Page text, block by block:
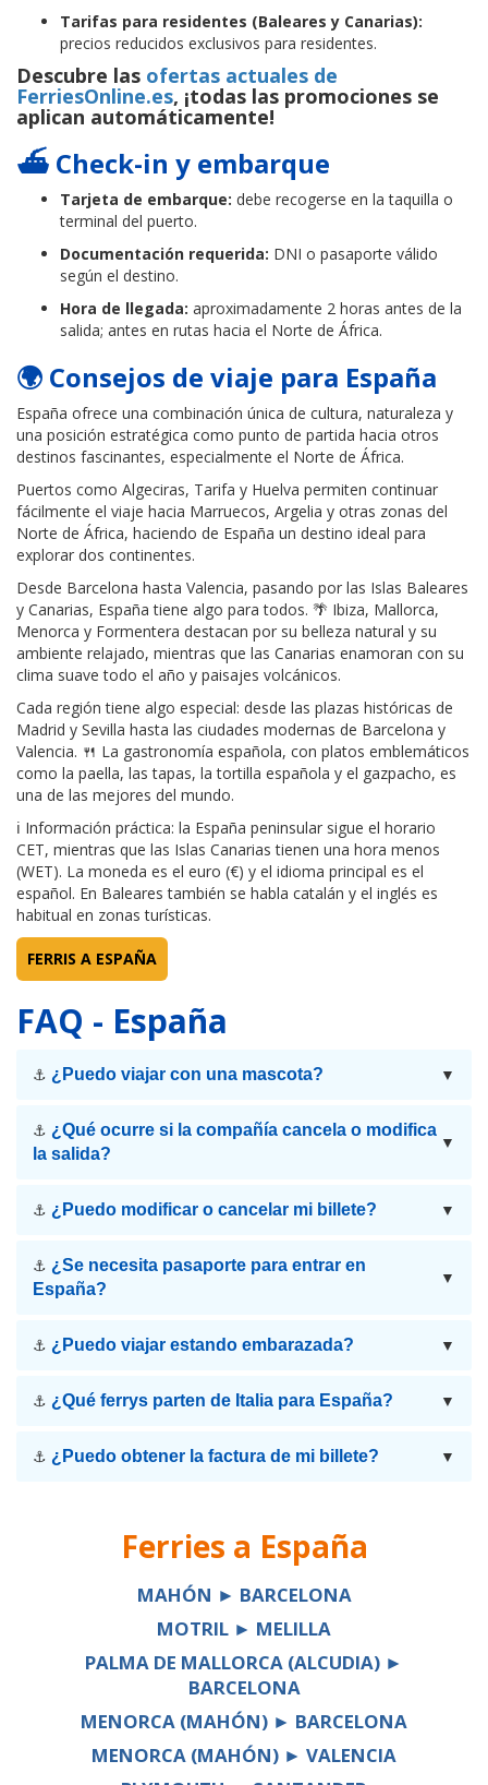
Tarifas para residentes (Baleares y Canarias):
precios reducidos exclusivos para residentes.
Descubre las ofertas actuales de
FerriesOnline.es, ¡todas las promociones se
aplican automáticamente!
⛴️ Check-in y embarque
Tarjeta de embarque: debe recogerse en la taquilla o
terminal del puerto.
Documentación requerida: DNI o pasaporte válido
según el destino.
Hora de llegada: aproximadamente 2 horas antes de la
salida; antes en rutas hacia el Norte de África.
🌍 Consejos de viaje para España
España ofrece una combinación única de cultura, naturaleza y
una posición estratégica como punto de partida hacia otros
destinos fascinantes, especialmente el Norte de África.
Puertos como Algeciras, Tarifa y Huelva permiten continuar
fácilmente el viaje hacia Marruecos, Argelia y otras zonas del
Norte de África, haciendo de España un destino ideal para
explorar dos continentes.
Desde Barcelona hasta Valencia, pasando por las Islas Baleares
y Canarias, España tiene algo para todos. 🌴 Ibiza, Mallorca,
Menorca y Formentera destacan por su belleza natural y su
ambiente relajado, mientras que las Canarias enamoran con su
clima suave todo el año y paisajes volcánicos.
Cada región tiene algo especial: desde las plazas históricas de
Madrid y Sevilla hasta las ciudades modernas de Barcelona y
Valencia. 🍴 La gastronomía española, con platos emblemáticos
como la paella, las tapas, la tortilla española y el gazpacho, es
una de las mejores del mundo.
ℹ Información práctica: la España peninsular sigue el horario
CET, mientras que las Islas Canarias tienen una hora menos
(WET). La moneda es el euro (€) y el idioma principal es el
español. En Baleares también se habla catalán y el inglés es
habitual en zonas turísticas.
FERRIS A ESPAÑA
FAQ - España
⚓ ¿Puedo viajar con una mascota? ▼
⚓ ¿Qué ocurre si la compañía cancela o modifica
la salida?
▼
⚓ ¿Puedo modificar o cancelar mi billete? ▼
⚓ ¿Se necesita pasaporte para entrar en
España?
▼
⚓ ¿Puedo viajar estando embarazada? ▼
⚓ ¿Qué ferrys parten de Italia para España? ▼
⚓ ¿Puedo obtener la factura de mi billete? ▼
Ferries a España
MAHÓN ► BARCELONA
MOTRIL ► MELILLA
PALMA DE MALLORCA (ALCUDIA) ►
BARCELONA
MENORCA (MAHÓN) ► BARCELONA
MENORCA (MAHÓN) ► VALENCIA